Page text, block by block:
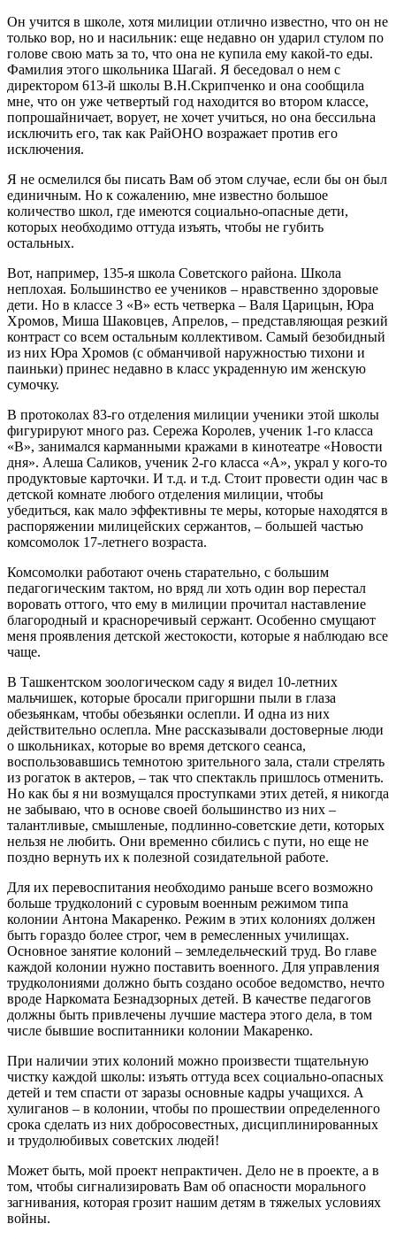
Он учится в школе, хотя милиции отлично известно, что он не
только вор, но и насильник: еще недавно он ударил стулом по
голове свою мать за то, что она не купила ему какой-то еды.
Фамилия этого школьника Шагай. Я беседовал о нем с
директором 613-й школы В.Н.Скрипченко и она сообщила
мне, что он уже четвертый год находится во втором классе,
попрошайничает, ворует, не хочет учиться, но она бессильна
исключить его, так как РайОНО возражает против его
исключения.
Я не осмелился бы писать Вам об этом случае, если бы он был
единичным. Но к сожалению, мне известно большое
количество школ, где имеются социально-опасные дети,
которых необходимо оттуда изъять, чтобы не губить
остальных.
Вот, например, 135-я школа Советского района. Школа
неплохая. Большинство ее учеников – нравственно здоровые
дети. Но в классе 3 «В» есть четверка – Валя Царицын, Юра
Хромов, Миша Шаковцев, Апрелов, – представляющая резкий
контраст со всем остальным коллективом. Самый безобидный
из них Юра Хромов (с обманчивой наружностью тихони и
паиньки) принес недавно в класс украденную им женскую
сумочку.
В протоколах 83-го отделения милиции ученики этой школы
фигурируют много раз. Сережа Королев, ученик 1-го класса
«В», занимался карманными кражами в кинотеатре «Новости
дня». Алеша Саликов, ученик 2-го класса «А», украл у кого-то
продуктовые карточки. И т.д. и т.д. Стоит провести один час в
детской комнате любого отделения милиции, чтобы
убедиться, как мало эффективны те меры, которые находятся в
распоряжении милицейских сержантов, – большей частью
комсомолок 17-летнего возраста.
Комсомолки работают очень старательно, с большим
педагогическим тактом, но вряд ли хоть один вор перестал
воровать оттого, что ему в милиции прочитал наставление
благородный и красноречивый сержант. Особенно смущают
меня проявления детской жестокости, которые я наблюдаю все
чаще.
В Ташкентском зоологическом саду я видел 10-летних
мальчишек, которые бросали пригоршни пыли в глаза
обезьянкам, чтобы обезьянки ослепли. И одна из них
действительно ослепла. Мне рассказывали достоверные люди
о школьниках, которые во время детского сеанса,
воспользовавшись темнотою зрительного зала, стали стрелять
из рогаток в актеров, – так что спектакль пришлось отменить.
Но как бы я ни возмущался проступками этих детей, я никогда
не забываю, что в основе своей большинство из них –
талантливые, смышленые, подлинно-советские дети, которых
нельзя не любить. Они временно сбились с пути, но еще не
поздно вернуть их к полезной созидательной работе.
Для их перевоспитания необходимо раньше всего возможно
больше трудколоний с суровым военным режимом типа
колонии Антона Макаренко. Режим в этих колониях должен
быть гораздо более строг, чем в ремесленных училищах.
Основное занятие колоний – земледельческий труд. Во главе
каждой колонии нужно поставить военного. Для управления
трудколониями должно быть создано особое ведомство, нечто
вроде Наркомата Безнадзорных детей. В качестве педагогов
должны быть привлечены лучшие мастера этого дела, в том
числе бывшие воспитанники колонии Макаренко.
При наличии этих колоний можно произвести тщательную
чистку каждой школы: изъять оттуда всех социально-опасных
детей и тем спасти от заразы основные кадры учащихся. А
хулиганов – в колонии, чтобы по прошествии определенного
срока сделать из них добросовестных, дисциплинированных
и трудолюбивых советских людей!
Может быть, мой проект непрактичен. Дело не в проекте, а в
том, чтобы сигнализировать Вам об опасности морального
загнивания, которая грозит нашим детям в тяжелых условиях
войны.